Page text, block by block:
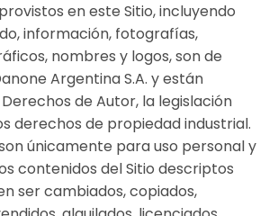
en este Sitio, incluyendo
información, fotografías,
nombres y logos, son de
Argentina S.A. y están
de Autor, la legislación
derechos de propiedad industrial.
únicamente para uso personal y
contenidos del Sitio descriptos
ser cambiados, copiados,